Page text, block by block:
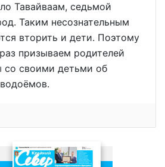
Тавайваам, седьмой
Таким несознательным
вторить и дети. Поэтому
призываем родителей
со своими детьми об